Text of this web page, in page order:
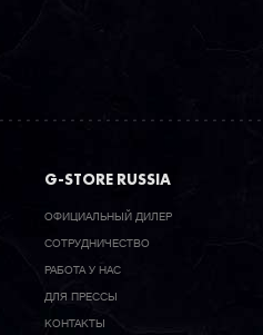
G-STORE RUSSIA
ОФИЦИАЛЬНЫЙ ДИЛЕР
CОТРУДНИЧЕСТВО
РАБОТА У НАС
ДЛЯ ПРЕССЫ
КОНТАКТЫ